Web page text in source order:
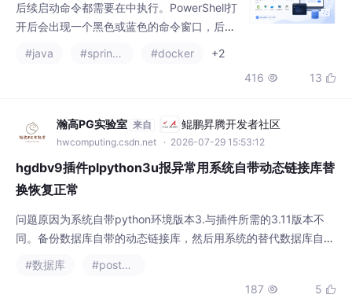
后续启动命令都需要在中执行。PowerShell打
开后会出现一个黑色或蓝色的命令窗口，后续
继续执行后面的启动命令。
#java #spring boot #docker
+2
416  13 
瀚高PG实验室 来自 鲲鹏昇腾开发者社区
hwcomputing.csdn.net · 2026-07-29 15:53:12
hgdbv9插件plpython3u报异常用系统自带动态链接库替
换恢复正常
问题原因为系统自带python环境版本3.与插件所需的3.11版本不
同。备份数据库自带的动态链接库，然后用系统的替代数据库自带
的进行替换。系统平台：银河麒麟 （X86_64）,银河麒麟 （鲲
鹏）查看数据库自带的python3u的版本。创建plpython3u 插件。
验证数据库python3u插件。版本：9.0.4,9.0.3。查看系统的pyth
#数据库
#postgresql
187  5 